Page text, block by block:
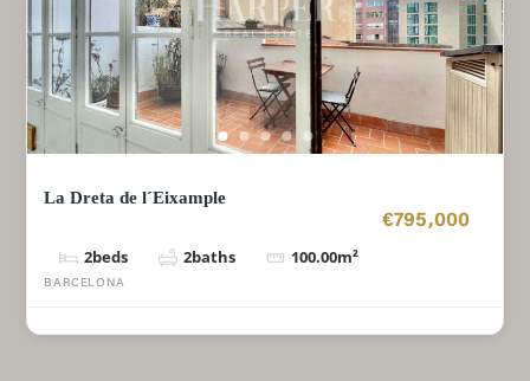
La Dreta de l´Eixample
€795,000
2beds 2baths 100.00m²
BARCELONA